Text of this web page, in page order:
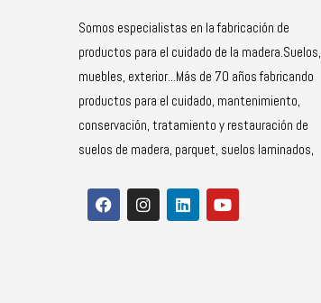
Somos especialistas en la fabricación de
productos para el cuidado de la madera.Suelos,
muebles, exterior...Más de 70 años fabricando
productos para el cuidado, mantenimiento,
conservación, tratamiento y restauración de
suelos de madera, parquet, suelos laminados,